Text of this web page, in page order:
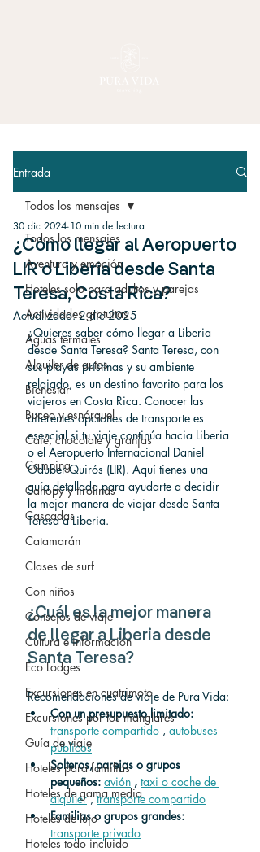
Entrada
Todos los mensajes
Aventura y emoción
Hoteles solo para adultos y parejas
Actividades gratuitas
Aguas termales
Alquiler de autos
Bienestar
Buceo y esnórquel
Café, chocolate y granjas
Camping
Canopy y tirolinas
Cascadas
Catamarán
Clases de surf
Con niños
Consejos de viaje
Cultura e información
Eco Lodges
Excursiones en cuatrimoto
Excursiones por los manglares
Guía de viaje
Hoteles para familias
Hoteles de gama media
Hoteles de lujo
Hoteles todo incluido
Todos los mensajes
¿Cómo llegar al Aeropuerto
LIR o Liberia desde Santa
Teresa, Costa Rica?
30 dic 2024 10 min de lectura
Actualizado:2 dic 2025
¿Quieres saber cómo llegar a Liberia
desde Santa Teresa? Santa Teresa, con
sus playas prístinas y su ambiente
relajado, es un destino favorito para los
viajeros en Costa Rica. Conocer las
diferentes opciones de transporte es
esencial si tu viaje continúa hacia Liberia
o el Aeropuerto Internacional Daniel
Oduber Quirós (LIR). Aquí tienes una
guía detallada para ayudarte a decidir
la mejor manera de viajar desde Santa
Teresa a Liberia.
¿Cuál es la mejor manera
de llegar a Liberia desde
Santa Teresa?
Recomendaciones de viaje de Pura Vida:
Con un presupuesto limitado:
transporte compartido , autobuses
públicos
Solteros, parejas o grupos
pequeños: avión , taxi o coche de
alquiler , transporte compartido
Familias o grupos grandes:
transporte privado